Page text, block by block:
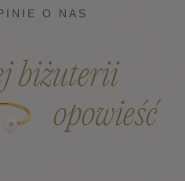
O NAS
biżuterii
opowieść